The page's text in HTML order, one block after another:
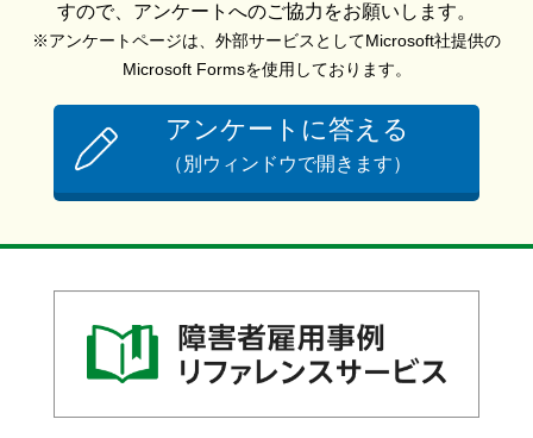
すので、アンケートへのご協力をお願いします。
※アンケートページは、外部サービスとしてMicrosoft社提供の
Microsoft Formsを使用しております。
アンケートに答える
（別ウィンドウで開きます）